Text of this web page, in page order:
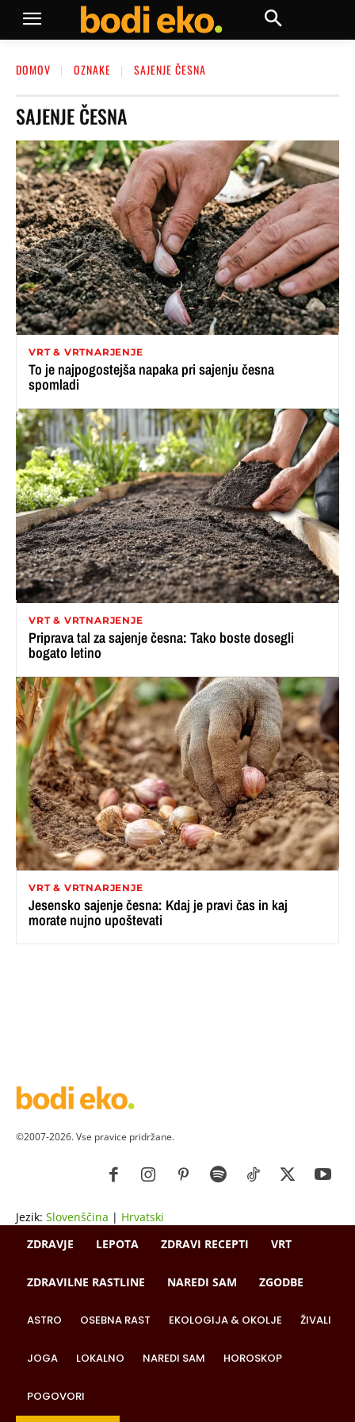
DOMOV OZNAKE SAJENJE ČESNA
SAJENJE ČESNA
VRT & VRTNARJENJE
To je najpogostejša napaka pri sajenju česna
spomladi
VRT & VRTNARJENJE
Priprava tal za sajenje česna: Tako boste dosegli
bogato letino
VRT & VRTNARJENJE
Jesensko sajenje česna: Kdaj je pravi čas in kaj
morate nujno upoštevati
©2007-2026. Vse pravice pridržane.
Jezik: Slovenščina | Hrvatski
ZDRAVJE
LEPOTA ZDRAVI RECEPTI VRT
ZDRAVILNE RASTLINE NAREDI SAM ZGODBE
ASTRO OSEBNA RAST EKOLOGIJA & OKOLJE ŽIVALI
JOGA LOKALNO NAREDI SAM HOROSKOP
POGOVORI